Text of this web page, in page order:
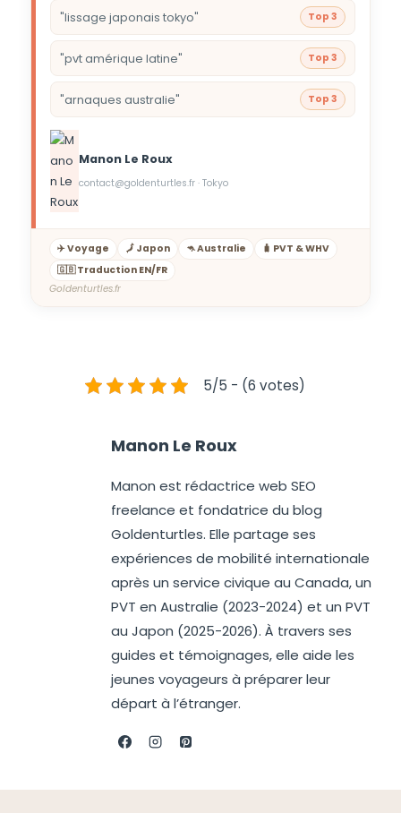
"lissage japonais tokyo" Top 3
"pvt amérique latine" Top 3
"arnaques australie" Top 3
Manon Le Roux
contact@goldenturtles.fr · Tokyo
✈️ Voyage 🗾 Japon 🦘 Australie
🧳 PVT & WHV
🇬🇧 Traduction EN/FR
Goldenturtles.fr
5/5 - (6 votes)
Manon Le Roux
Manon est rédactrice web SEO
freelance et fondatrice du blog
Goldenturtles. Elle partage ses
expériences de mobilité internationale
après un service civique au Canada, un
PVT en Australie (2023-2024) et un PVT
au Japon (2025-2026). À travers ses
guides et témoignages, elle aide les
jeunes voyageurs à préparer leur
départ à l’étranger.